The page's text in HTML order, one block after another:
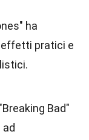
ha
effetti pratici e
Bad"